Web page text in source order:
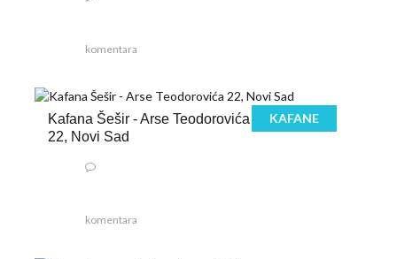
komentara
Kafana Šešir - Arse Teodorovića
22, Novi Sad
KAFANE
komentara